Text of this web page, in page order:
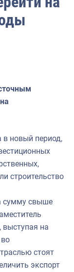
новый период,
строительство
сумму свыше
выступая на
стоят
экспорт